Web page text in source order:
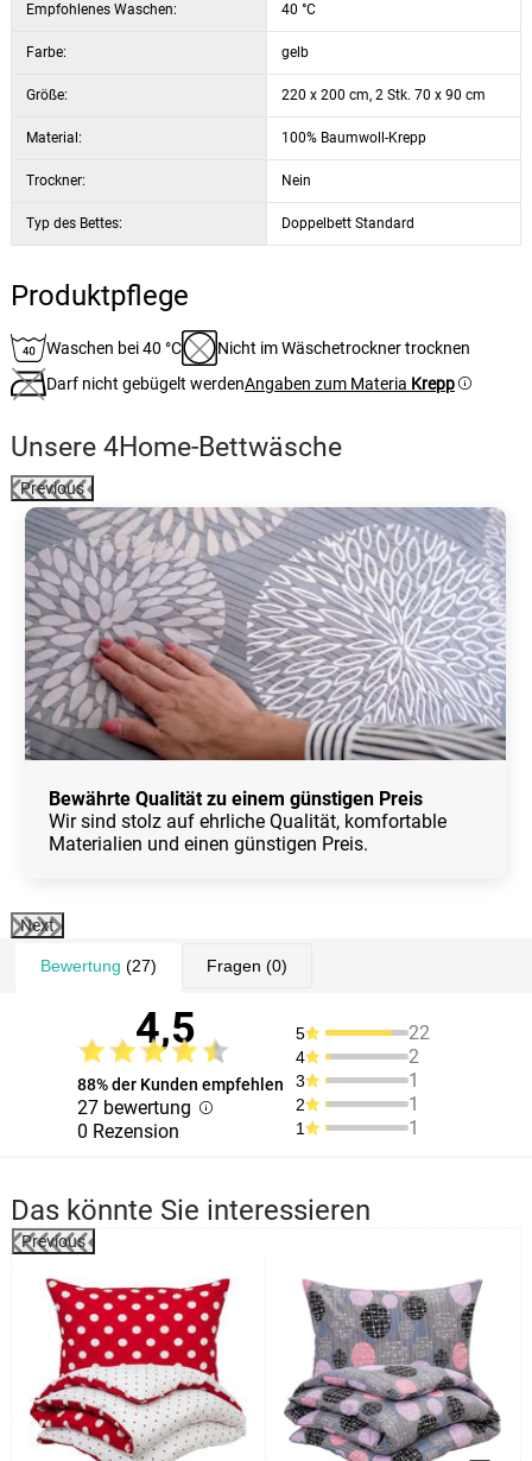
Empfohlenes Waschen: 40 °C
Farbe: gelb
Größe: 220 x 200 cm, 2 Stk. 70 x 90 cm
Material: 100% Baumwoll-Krepp
Trockner: Nein
Typ des Bettes: Doppelbett Standard
Produktpflege
Waschen bei 40 °C
Nicht im Wäschetrockner trocknen
Darf nicht gebügelt werdenAngaben zum Materia Krepp
Unsere 4Home-Bettwäsche
Previous
Bewährte Qualität zu einem günstigen Preis
Wir sind stolz auf ehrliche Qualität, komfortable
Materialien und einen günstigen Preis.
Next
Bewertung (27) Fragen (0)
4,5
88% der Kunden empfehlen
27 bewertung
0 Rezension
5 22
4 2
3 1
2 1
1 1
Das könnte Sie interessieren
Previous